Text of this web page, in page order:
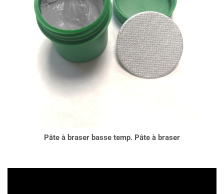
Pâte à braser basse temp. Pâte à braser